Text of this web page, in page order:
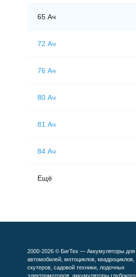
65 Ач
72 Ач
76 Ач
80 Ач
81 Ач
84 Ач
Ещё
2000-2026 © БигТех — Аккумуляторы для
автомобилей, мотоциклов, квадроциклов,
скутеров, садовой техники, лодочных
электромоторов, аккумуляторы глубокого